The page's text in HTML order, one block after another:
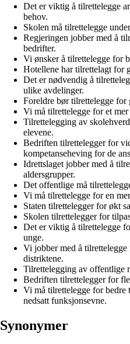
Det er viktig å tilrettelegge
behov.
Skolen må tilrettelegge
Regjeringen jobber med å
bedrifter.
Vi ønsker å tilrettelegge for
Hotellene har tilrettelagt for
Det er nødvendig å
ulike avdelinger.
Foreldre bør tilrettelegge for
Vi må tilrettelegge for et
Tilrettelegging av
elevene.
Bedriften tilrettelegger for
kompetanseheving for de
Idrettslaget jobber med å
aldersgrupper.
Det offentlige må
Vi må tilrettelegge for en
Staten tilrettelegger for økt
Skolen tilrettelegger for
Det er viktig å tilrettelegge
unge.
Vi jobber med å
distriktene.
Tilrettelegging av offentlige
Bedriften tilrettelegger for
Vi må tilrettelegge for bedre
nedsatt funksjonsevne.
Synonymer